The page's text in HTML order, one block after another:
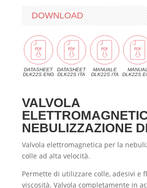
DOWNLOAD
DATASHEET
DLK22S ENG
DATASHEET
DLK22S ITA
MANUALE
DLK22S ITA
MANUAL
DLK22S
VALVOLA
NEBULIZZAZIONE
Valvola elettromagnetica per la
colle ad alta velocità.
Permette di utilizzare colle, adesivi e
viscosità. Valvola completamente in